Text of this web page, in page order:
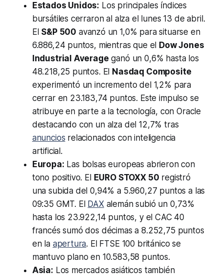
Estados Unidos: Los principales índices
bursátiles cerraron al alza el lunes 13 de abril.
El S&P 500 avanzó un 1,0% para situarse en
6.886,24 puntos, mientras que el Dow Jones
Industrial Average ganó un 0,6% hasta los
48.218,25 puntos. El Nasdaq Composite
experimentó un incremento del 1,2% para
cerrar en 23.183,74 puntos. Este impulso se
atribuye en parte a la tecnología, con Oracle
destacando con un alza del 12,7% tras
anuncios relacionados con inteligencia
artificial.
Europa: Las bolsas europeas abrieron con
tono positivo. El EURO STOXX 50 registró
una subida del 0,94% a 5.960,27 puntos a las
09:35 GMT. El DAXalemán subió un 0,73%
hasta los 23.922,14 puntos, y el CAC 40
francés sumó dos décimas a 8.252,75 puntos
en la apertura. El FTSE 100 británico se
mantuvo plano en 10.583,58 puntos.
Asia: Los mercados asiáticos también